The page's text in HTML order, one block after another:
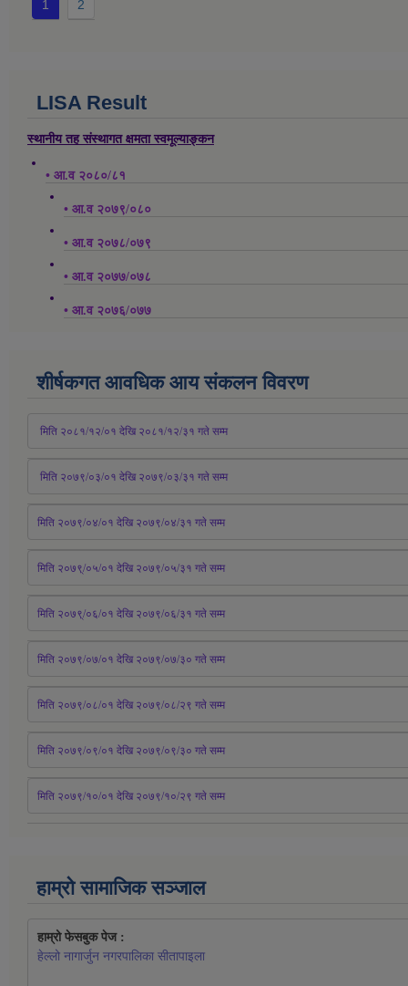
1 2
LISA Result
स्थानीय तह संस्थागत क्षमता स्वमूल्याङ्कन
• आ.व २०८०/८१
• आ.व २०७९/०८०
• आ.व २०७८/०७९
• आ.व २०७७/०७८
• आ.व २०७६/०७७
शीर्षकगत आवधिक आय संकलन विवरण
मिति २०८१/१२/०१ देखि २०८१/१२/३१ गते सम्म
मिति २०७९/०३/०१ देखि २०७९/०३/३१ गते सम्म
मिति २०७९/०४/०१ देखि २०७९/०४/३१ गते सम्म
मिति २०७९्/०५/०१ देखि २०७९/०५/३१ गते सम्म
मिति २०७९्/०६/०१ देखि २०७९/०६/३१ गते सम्म
मिति २०७९/०७/०१ देखि २०७९/०७/३० गते सम्म
मिति २०७९/०८/०१ देखि २०७९/०८/२९ गते सम्म
मिति २०७९/०९/०१ देखि २०७९/०९/३० गते सम्म
मिति २०७९/१०/०१ देखि २०७९/१०/२९ गते सम्म
हाम्रो सामाजिक सञ्जाल
हाम्रो फेसबुक पेज :
हेल्लो नागार्जुन नगरपालिका सीतापाइला